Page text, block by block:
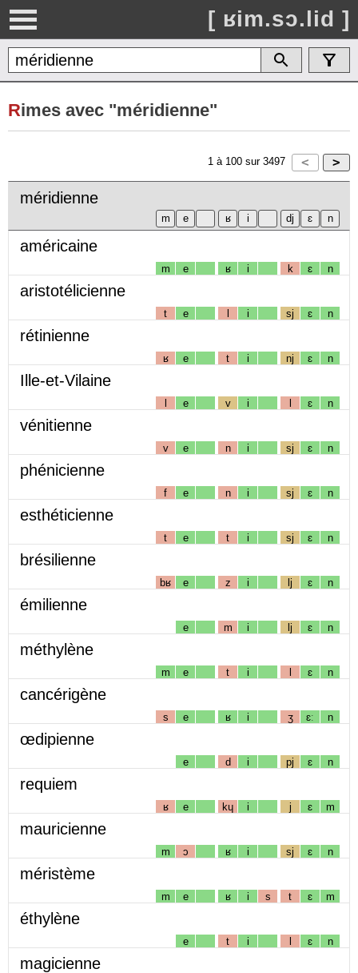
[ ʁim.sɔ.lid ]
Rimes avec "méridienne"
1 à 100 sur 3497
méridienne
américaine
m e ʁ i k ɛ n
aristotélicienne
t e l i sj ɛ n
rétinienne
ʁ e t i nj ɛ n
Ille-et-Vilaine
l e v i l ɛ n
vénitienne
v e n i sj ɛ n
phénicienne
f e n i sj ɛ n
esthéticienne
t e t i sj ɛ n
brésilienne
bʁ e z i lj ɛ n
émilienne
e m i lj ɛ n
méthylène
m e t i l ɛ n
cancérigène
s e ʁ i ʒ ɛː n
œdipienne
e d i pj ɛ n
requiem
ʁ e kɥ i j ɛ m
mauricienne
m ɔ ʁ i sj ɛ n
méristème
m e ʁ i s t ɛ m
éthylène
e t i l ɛ n
magicienne